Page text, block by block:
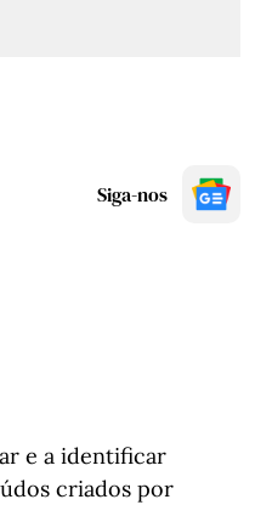
Siga-nos
e a identificar
criados por